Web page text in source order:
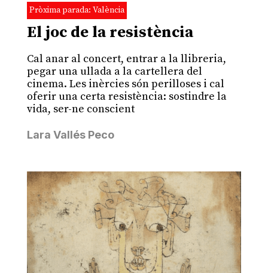
Pròxima parada: València
El joc de la resistència
Cal anar al concert, entrar a la llibreria,
pegar una ullada a la cartellera del
cinema. Les inèrcies són perilloses i cal
oferir una certa resistència: sostindre la
vida, ser-ne conscient
Lara Vallés Peco